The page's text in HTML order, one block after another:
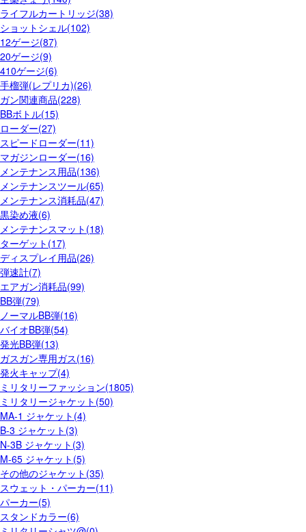
ライフルカートリッジ(38)
ショットシェル(102)
12ゲージ(87)
20ゲージ(9)
410ゲージ(6)
手榴弾(レプリカ)(26)
ガン関連商品(228)
BBボトル(15)
ローダー(27)
スピードローダー(11)
マガジンローダー(16)
メンテナンス用品(136)
メンテナンスツール(65)
メンテナンス消耗品(47)
黒染め液(6)
メンテナンスマット(18)
ターゲット(17)
ディスプレイ用品(26)
弾速計(7)
エアガン消耗品(99)
BB弾(79)
ノーマルBB弾(16)
バイオBB弾(54)
発光BB弾(13)
ガスガン専用ガス(16)
発火キャップ(4)
ミリタリーファッション(1805)
ミリタリージャケット(50)
MA-1 ジャケット(4)
B-3 ジャケット(3)
N-3B ジャケット(3)
M-65 ジャケット(5)
その他のジャケット(35)
スウェット・パーカー(11)
パーカー(5)
スタンドカラー(6)